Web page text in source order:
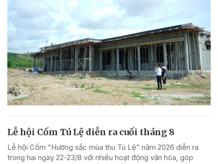
Lễ hội Cốm Tú Lệ diễn ra cuối tháng 8
Lễ hội Cốm “Hương sắc mùa thu Tú Lệ” năm 2026 diễn ra
trong hai ngày 22-23/8 với nhiều hoạt động văn hóa, góp